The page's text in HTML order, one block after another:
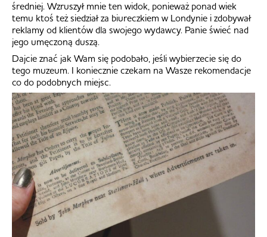
średniej. Wzruszył mnie ten widok, ponieważ ponad wiek
temu ktoś też siedział za biureczkiem w Londynie i zdobywał
reklamy od klientów dla swojego wydawcy. Panie świeć nad
jego umęczoną duszą.
Dajcie znać jak Wam się podobało, jeśli wybierzecie się do
tego muzeum. I koniecznie czekam na Wasze rekomendacje
co do podobnych miejsc.